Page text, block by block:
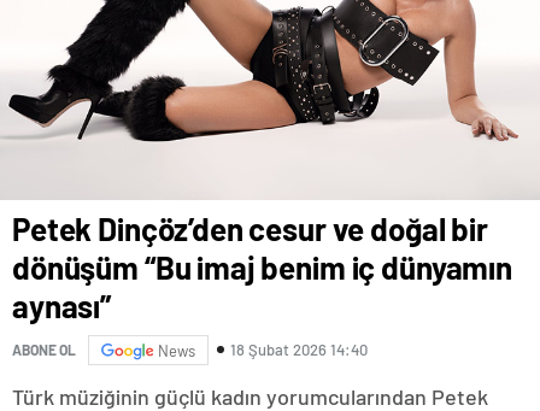
Petek Dinçöz’den cesur ve doğal bir
dönüşüm “Bu imaj benim iç dünyamın
aynası”
ABONE OL News 18 Şubat 2026 14:40
Türk müziğinin güçlü kadın yorumcularından Petek